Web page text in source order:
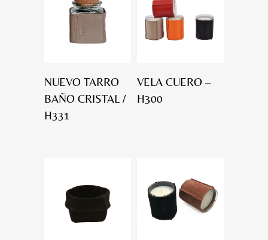
NUEVO TARRO
BAÑO CRISTAL /
H331
VELA CUERO –
H300